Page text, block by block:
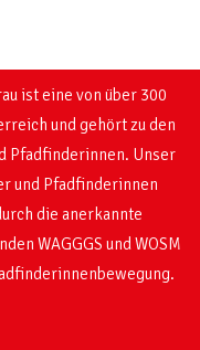
ist eine von über 300
und gehört zu den
Pfadfinderinnen. Unser
und Pfadfinderinnen
die anerkannte
WAGGGS und WOSM